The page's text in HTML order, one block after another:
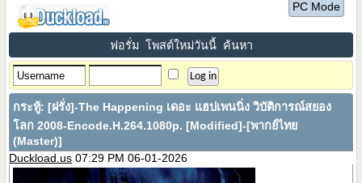
PC Mode
ฟอรั่ม โพสต์ใหม่วันนี้ ค้นหา
กระทู้:[ฝรั่ง]-The Happening เดอะ แฮปเพนนิ่ง วิบัติการณ์สยอง
โลก 2008-Encode.H.264.1080p. [Modified]-[พากย์ไทย
(Master)]
Duckload.us 07:29 PM 06-01-2026